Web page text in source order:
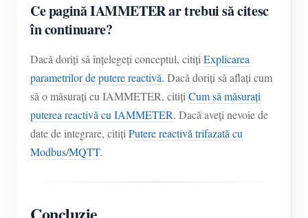
Ce pagină IAMMETER ar trebui să citesc
în continuare?
Dacă doriți să înțelegeți conceptul, citiți Explicarea
parametrilor de putere reactivă. Dacă doriți să aflați cum
să o măsurați cu IAMMETER, citiți Cum să măsurați
puterea reactivă cu IAMMETER. Dacă aveți nevoie de
date de integrare, citiți Putere reactivă trifazată cu
Modbus/MQTT.